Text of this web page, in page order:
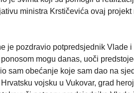
ministra Krstičevića ovaj projekt
je pozdravio potpredsjednik Vlade
mogu danas, uoči
sam obećanje koje sam dao na
vojsku u Vukovar, grad